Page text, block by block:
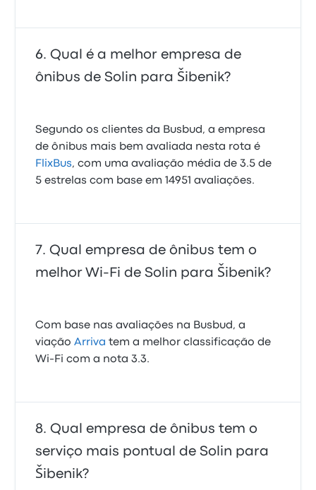
Qual é a melhor empresa de
ônibus de Solin para Šibenik?
Segundo os clientes da Busbud, a empresa
de ônibus mais bem avaliada nesta rota é
FlixBus, com uma avaliação média de 3.5 de
5 estrelas com base em 14951 avaliações.
Qual empresa de ônibus tem o
melhor Wi-Fi de Solin para Šibenik?
Com base nas avaliações na Busbud, a
viaçãoArriva tem a melhor classificação de
Wi-Fi com a nota 3.3.
Qual empresa de ônibus tem o
serviço mais pontual de Solin para
Šibenik?